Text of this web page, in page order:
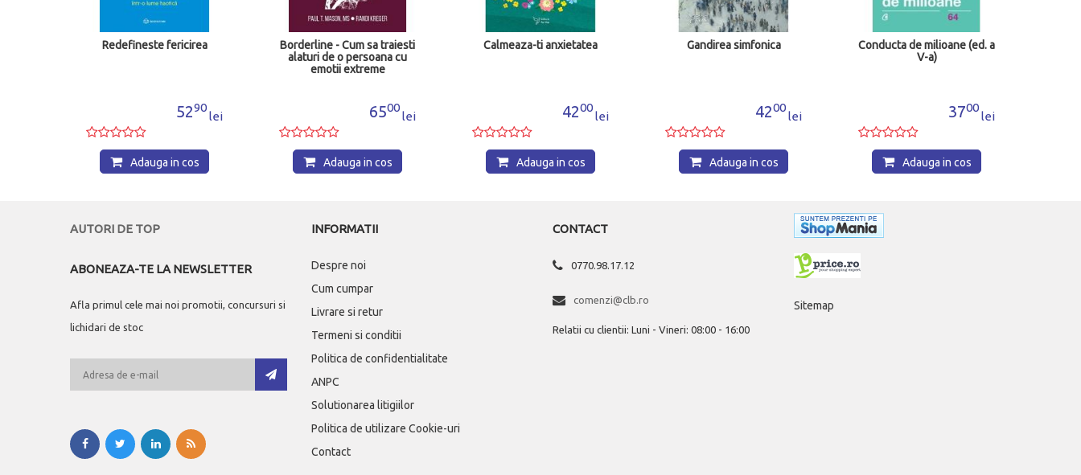
Redefineste fericirea
5290
lei
Adauga in cos
Borderline - Cum sa traiesti
alaturi de o persoana cu
emotii extreme
6500
lei
Adauga in cos
Calmeaza-ti anxietatea
4200
lei
Adauga in cos
Gandirea simfonica
4200
lei
Adauga in cos
Conducta de milioane (ed. a
V-a)
3700
lei
Adauga in cos
AUTORI DE TOP
ABONEAZA-TE LA NEWSLETTER
Afla primul cele mai noi promotii, concursuri si
lichidari de stoc
INFORMATII
Despre noi
Cum cumpar
Livrare si retur
Termeni si conditii
Politica de confidentialitate
ANPC
Solutionarea litigiilor
Politica de utilizare Cookie-uri
Contact
CONTACT
0770.98.17.12
comenzi@clb.ro
Relatii cu clientii: Luni - Vineri: 08:00 - 16:00
Sitemap